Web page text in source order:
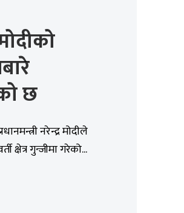
छ
नरेन्द्र मोदीले
क्षेत्र गुन्जीमा गरेको...